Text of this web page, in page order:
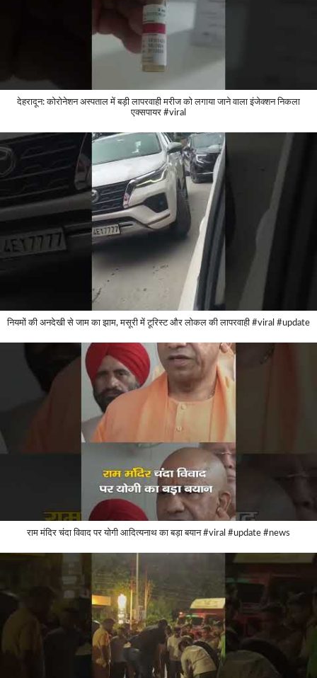
देहरादून: कोरोनेशन अस्पताल में बड़ी लापरवाही मरीज को लगाया जाने वाला इंजेक्शन निकला
एक्सपायर #viral
नियमों की अनदेखी से जाम का झाम, मसूरी में टूरिस्ट और लोकल की लापरवाही #viral #update
राम मंदिर चंदा विवाद पर योगी आदित्यनाथ का बड़ा बयान #viral #update #news